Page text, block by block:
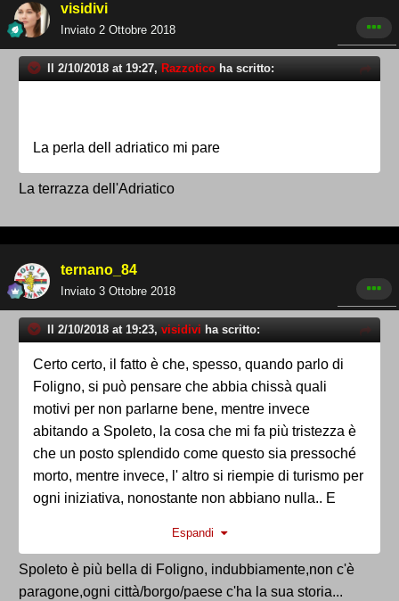
visidivi
Inviato 2 Ottobre 2018
Il 2/10/2018 at 19:27, Razzotico ha scritto:
La perla dell adriatico mi pare
La terrazza dell'Adriatico
ternano_84
Inviato 3 Ottobre 2018
Il 2/10/2018 at 19:23, visidivi ha scritto:
Certo certo, il fatto è che, spesso, quando parlo di
Foligno, si può pensare che abbia chissà quali
motivi per non parlarne bene, mentre invece
abitando a Spoleto, la cosa che mi fa più tristezza è
che un posto splendido come questo sia pressoché
morto, mentre invece, l' altro si riempie di turismo per
ogni iniziativa, nonostante non abbiano nulla.. E
fermano per chiedermi dove sta la casa di Don
Matteo.
Cmq, così per sapere, quali sono i posti che ritieni
Espandi
Spoleto è più bella di Foligno, indubbiamente,non c'è
paragone,ogni città/borgo/paese c'ha la sua storia...